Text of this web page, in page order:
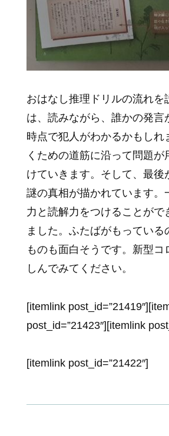
おはなし推理ドリルの流れ
は、読みながら、誰かの発
時点で犯人がわかるかもし
くための道筋に沿って問題
けていきます。そして、最
謎の真相が描かれています
力と読解力をつけることが
ました。ふたばがもってい
ものも面白そうです。新型
しんでみてください。
[itemlink
post_id=”21423″][itemlink
[itemlink post_id=”21422″]